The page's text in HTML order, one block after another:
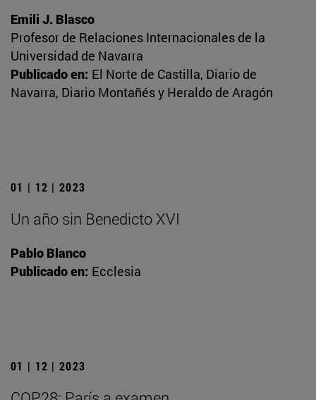
Emili J. Blasco
Profesor de Relaciones Internacionales de la
Universidad de Navarra
Publicado en: El Norte de Castilla, Diario de
Navarra, Diario Montañés y Heraldo de Aragón
01 | 12 | 2023
Un año sin Benedicto XVI
Pablo Blanco
Publicado en: Ecclesia
01 | 12 | 2023